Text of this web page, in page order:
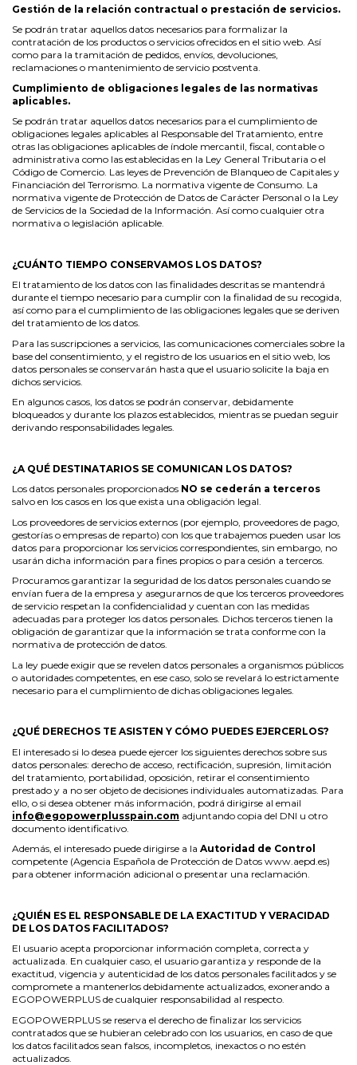
Gestión de la relación contractual o prestación de servicios.
Se podrán tratar aquellos datos necesarios para formalizar la
contratación de los productos o servicios ofrecidos en el sitio web. Así
como para la tramitación de pedidos, envíos, devoluciones,
reclamaciones o mantenimiento de servicio postventa.
Cumplimiento de obligaciones legales de las normativas
aplicables.
Se podrán tratar aquellos datos necesarios para el cumplimiento de
obligaciones legales aplicables al Responsable del Tratamiento, entre
otras las obligaciones aplicables de índole mercantil, fiscal, contable o
administrativa como las establecidas en la Ley General Tributaria o el
Código de Comercio. Las leyes de Prevención de Blanqueo de Capitales y
Financiación del Terrorismo. La normativa vigente de Consumo. La
normativa vigente de Protección de Datos de Carácter Personal o la Ley
de Servicios de la Sociedad de la Información. Así como cualquier otra
normativa o legislación aplicable.
¿CUÁNTO TIEMPO CONSERVAMOS LOS DATOS?
El tratamiento de los datos con las finalidades descritas se mantendrá
durante el tiempo necesario para cumplir con la finalidad de su recogida,
así como para el cumplimiento de las obligaciones legales que se deriven
del tratamiento de los datos.
Para las suscripciones a servicios, las comunicaciones comerciales sobre la
base del consentimiento, y el registro de los usuarios en el sitio web, los
datos personales se conservarán hasta que el usuario solicite la baja en
dichos servicios.
En algunos casos, los datos se podrán conservar, debidamente
bloqueados y durante los plazos establecidos, mientras se puedan seguir
derivando responsabilidades legales.
¿A QUÉ DESTINATARIOS SE COMUNICAN LOS DATOS?
Los datos personales proporcionados NO se cederán a terceros
salvo en los casos en los que exista una obligación legal.
Los proveedores de servicios externos (por ejemplo, proveedores de pago,
gestorías o empresas de reparto) con los que trabajemos pueden usar los
datos para proporcionar los servicios correspondientes, sin embargo, no
usarán dicha información para fines propios o para cesión a terceros.
Procuramos garantizar la seguridad de los datos personales cuando se
envían fuera de la empresa y asegurarnos de que los terceros proveedores
de servicio respetan la confidencialidad y cuentan con las medidas
adecuadas para proteger los datos personales. Dichos terceros tienen la
obligación de garantizar que la información se trata conforme con la
normativa de protección de datos.
La ley puede exigir que se revelen datos personales a organismos públicos
o autoridades competentes, en ese caso, solo se revelará lo estrictamente
necesario para el cumplimiento de dichas obligaciones legales.
¿QUÉ DERECHOS TE ASISTEN Y CÓMO PUEDES EJERCERLOS?
El interesado si lo desea puede ejercer los siguientes derechos sobre sus
datos personales: derecho de acceso, rectificación, supresión, limitación
del tratamiento, portabilidad, oposición, retirar el consentimiento
prestado y a no ser objeto de decisiones individuales automatizadas. Para
ello, o si desea obtener más información, podrá dirigirse al email
info@egopowerplusspain.com adjuntando copia del DNI u otro
documento identificativo.
Además, el interesado puede dirigirse a la Autoridad de Control
competente (Agencia Española de Protección de Datos www.aepd.es)
para obtener información adicional o presentar una reclamación.
¿QUIÉN ES EL RESPONSABLE DE LA EXACTITUD Y VERACIDAD
DE LOS DATOS FACILITADOS?
El usuario acepta proporcionar información completa, correcta y
actualizada. En cualquier caso, el usuario garantiza y responde de la
exactitud, vigencia y autenticidad de los datos personales facilitados y se
compromete a mantenerlos debidamente actualizados, exonerando a
EGOPOWERPLUS de cualquier responsabilidad al respecto.
EGOPOWERPLUS se reserva el derecho de finalizar los servicios
contratados que se hubieran celebrado con los usuarios, en caso de que
los datos facilitados sean falsos, incompletos, inexactos o no estén
actualizados.